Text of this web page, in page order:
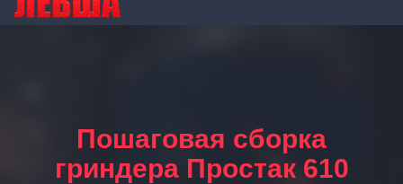
Пошаговая сборка
гриндера Простак 610